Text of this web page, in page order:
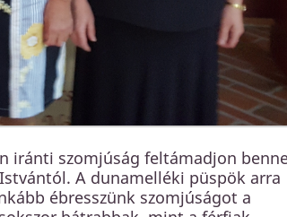
iránti szomjúság feltámadjon
A dunamelléki püspök arra
ébresszünk szomjúságot a